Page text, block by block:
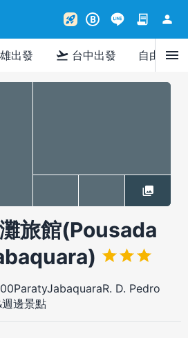
rocket_launch B contract person
出發 flight_takeoff 台中出發 自由行menu
旅館(Pousada
D. Pedro
邊景點